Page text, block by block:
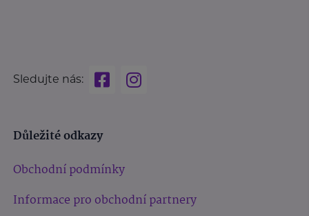
Sledujte nás:
Důležité odkazy
Obchodní podmínky
Informace pro obchodní partnery